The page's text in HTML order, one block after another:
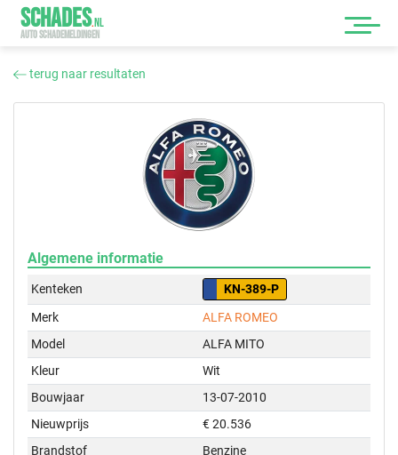
SCHADES.NL
AUTO SCHADEMELDINGEN
terug naar resultaten
Algemene informatie
Kenteken
KN-389-P
Merk
ALFA ROMEO
Model
ALFA MITO
Kleur
Wit
Bouwjaar
13-07-2010
Nieuwprijs
€ 20.536
Brandstof
Benzine